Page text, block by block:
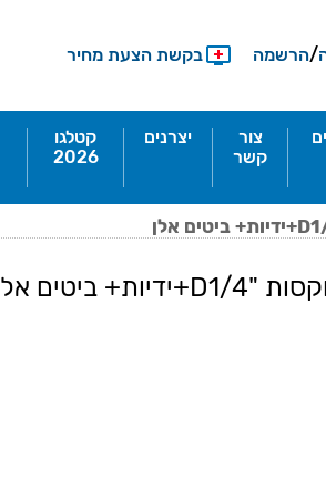
/הרשמה בקשת הצעת מחיר
צור
קשר
יצרנים
קטלגו
2026